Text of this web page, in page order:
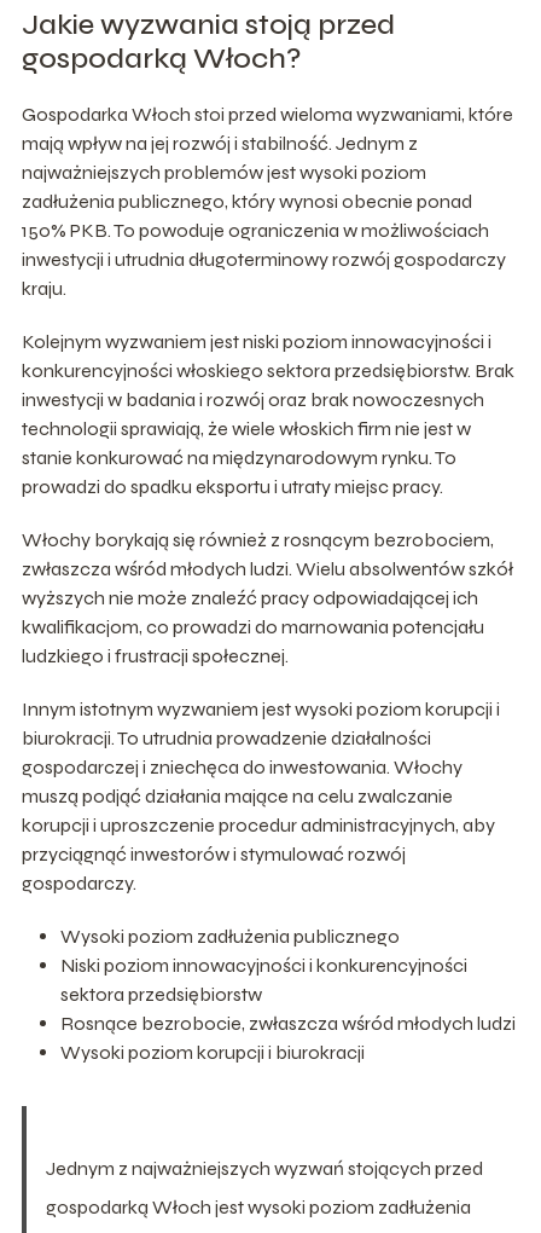
Jakie wyzwania stoją przed
gospodarką Włoch?
Gospodarka Włoch stoi przed wieloma wyzwaniami, które
mają wpływ na jej rozwój i stabilność. Jednym z
najważniejszych problemów jest wysoki poziom
zadłużenia publicznego, który wynosi obecnie ponad
150% PKB. To powoduje ograniczenia w możliwościach
inwestycji i utrudnia długoterminowy rozwój gospodarczy
kraju.
Kolejnym wyzwaniem jest niski poziom innowacyjności i
konkurencyjności włoskiego sektora przedsiębiorstw. Brak
inwestycji w badania i rozwój oraz brak nowoczesnych
technologii sprawiają, że wiele włoskich firm nie jest w
stanie konkurować na międzynarodowym rynku. To
prowadzi do spadku eksportu i utraty miejsc pracy.
Włochy borykają się również z rosnącym bezrobociem,
zwłaszcza wśród młodych ludzi. Wielu absolwentów szkół
wyższych nie może znaleźć pracy odpowiadającej ich
kwalifikacjom, co prowadzi do marnowania potencjału
ludzkiego i frustracji społecznej.
Innym istotnym wyzwaniem jest wysoki poziom korupcji i
biurokracji. To utrudnia prowadzenie działalności
gospodarczej i zniechęca do inwestowania. Włochy
muszą podjąć działania mające na celu zwalczanie
korupcji i uproszczenie procedur administracyjnych, aby
przyciągnąć inwestorów i stymulować rozwój
gospodarczy.
Wysoki poziom zadłużenia publicznego
Niski poziom innowacyjności i konkurencyjności
sektora przedsiębiorstw
Rosnące bezrobocie, zwłaszcza wśród młodych ludzi
Wysoki poziom korupcji i biurokracji
Jednym z najważniejszych wyzwań stojących przed
gospodarką Włoch jest wysoki poziom zadłużenia